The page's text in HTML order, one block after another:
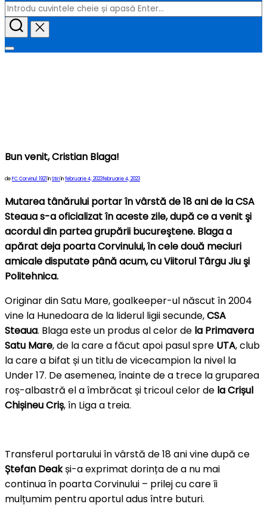
Caută
după:
Comută
Bun venit, Cristian Blaga!
deFC Corvinul 1921înStiriînpe
februarie 4, 2023februarie 4, 2023
Mutarea tânărului portar în vârstă de 18 ani de la CSA
Steaua s-a oficializat în aceste zile, după ce a venit şi
acordul din partea grupării bucureştene. Blaga a
apărat deja poarta Corvinului, în cele două meciuri
amicale disputate până acum, cu Viitorul Târgu Jiu şi
Politehnica.
Originar din Satu Mare, goalkeeper-ul născut în 2004
vine la Hunedoara de la liderul ligii secunde,CSA
Steaua. Blaga este un produs al celor de la Primavera
Satu Mare, de la care a făcut apoi pasul spre UTA, club
la care a bifat și un titlu de vicecampion la nivel la
Under 17. De asemenea, înainte de a trece la gruparea
roș-albastră el a îmbrăcat și tricoul celor de la Crișul
Chișineu Criș, în Liga a treia.
Transferul portarului în vârstă de 18 ani vine după ce
Ștefan Deakși-a exprimat dorința de a nu mai
continua în poarta Corvinului – prilej cu care îi
mulțumim pentru aportul adus între buturi.